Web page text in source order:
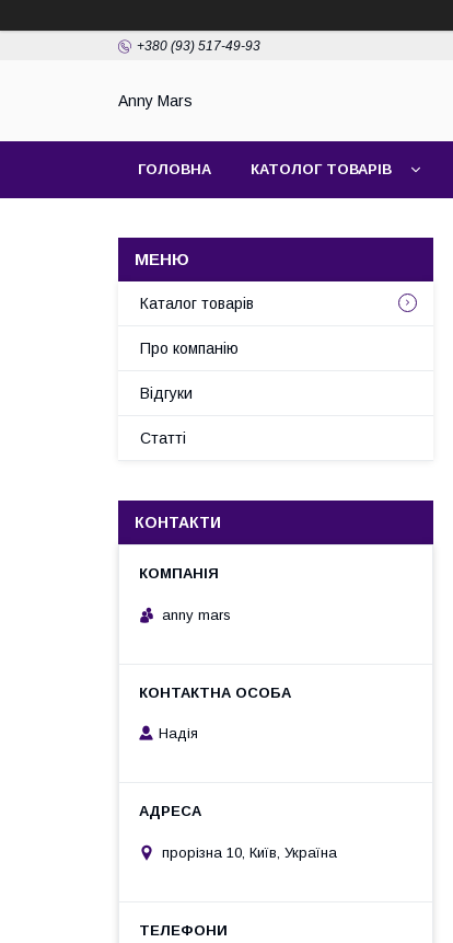
+380 (93) 517-49-93
Anny Mars
ГОЛОВНА КАТОЛОГ ТОВАРІВ
Каталог товарів
Про компанію
Відгуки
Статті
КОНТАКТИ
anny mars
Надія
прорізна 10, Київ, Україна